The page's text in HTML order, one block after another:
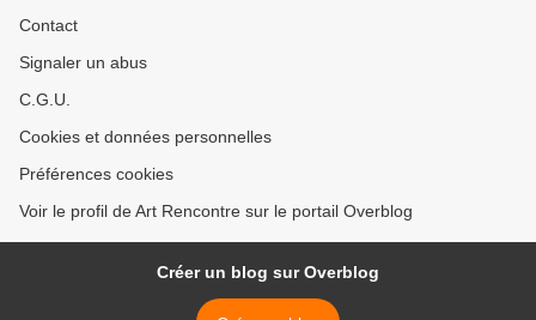
Contact
Signaler un abus
C.G.U.
Cookies et données personnelles
Préférences cookies
Voir le profil de Art Rencontre sur le portail Overblog
Créer un blog sur Overblog